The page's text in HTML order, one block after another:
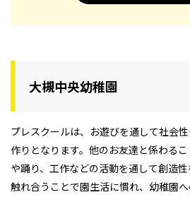
大槻中央幼稚園
プレスクールは、お遊びを通して社会
作りとなります。他のお友達と係わる
や踊り、工作などの活動を通して創造
触れ合うことで園生活に慣れ、幼稚園